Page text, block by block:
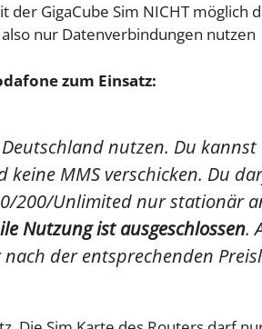
der GigaCube Sim NICHT möglich
nur Datenverbindungen nutzen
zum Einsatz:
nutzen. Du
keine MMS verschicken. Du
200/Unlimited nur stationär
Nutzung ist ausgeschlossen.
der entsprechenden